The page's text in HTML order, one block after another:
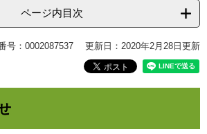
ページ内目次
号：0002087537 更新日：2020年2月28日更新